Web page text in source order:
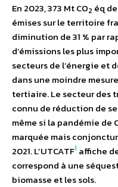
En 2023, 373 Mt CO2 éq
émises sur le territoire
diminution de 31 % par
d’émissions les plus
secteurs de l’énergie et
dans une moindre
tertiaire. Le secteur des
connu de réduction de
même si la pandémie de
marquée mais
2021. L’UTCATF1 affiche
correspond à une
biomasse et les sols.